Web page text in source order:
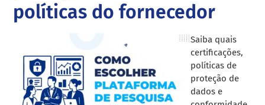
políticas do fornecedor
Saiba quais
certificações,
políticas de
proteção de
dados e